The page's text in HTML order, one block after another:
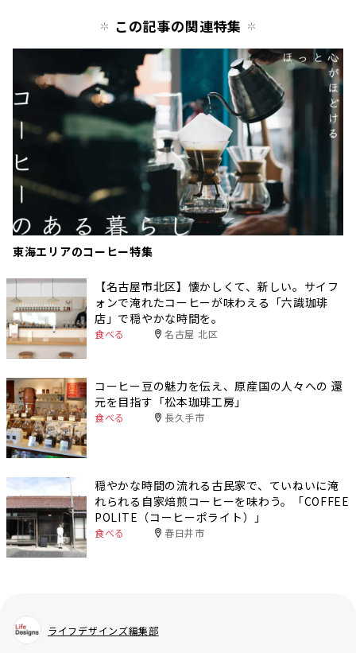
この記事の関連特集
東海エリアのコーヒー特集
【名古屋市北区】懐かしくて、新しい。サイフ
ォンで淹れたコーヒーが味わえる「六識珈琲
店」で穏やかな時間を。
食べる 名古屋 北区
コーヒー豆の魅力を伝え、原産国の人々への 還
元を目指す「松本珈琲工房」
食べる 長久手市
穏やかな時間の流れる古民家で、ていねいに淹
れられる自家焙煎コーヒーを味わう。「COFFEE
POLITE（コーヒーポライト）」
食べる 春日井市
ライフデザインズ編集部